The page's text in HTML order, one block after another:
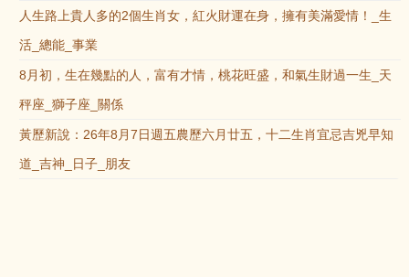
人生路上貴人多的2個生肖女，紅火財運在身，擁有美滿愛情！_生
活_總能_事業
8月初，生在幾點的人，富有才情，桃花旺盛，和氣生財過一生_天
秤座_獅子座_關係
黃歷新說：26年8月7日週五農歷六月廿五，十二生肖宜忌吉兇早知
道_吉神_日子_朋友